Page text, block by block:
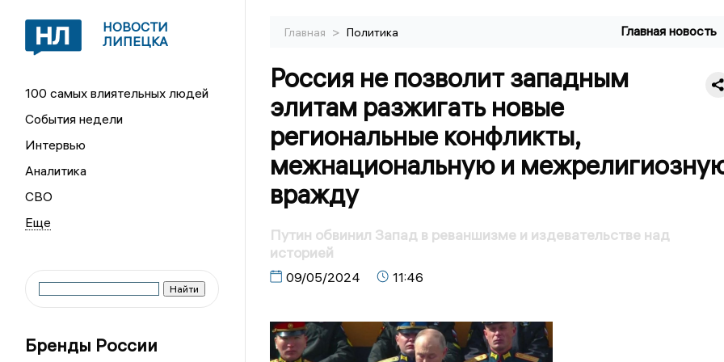
НОВОСТИ
ЛИПЕЦКА
100 самых влиятельных людей
События недели
Интервью
Аналитика
СВО
Бренды России
Главная > Политика Главная новость
Россия не позволит западным
элитам разжигать новые
региональные конфликты,
межнациональную и
вражду
Путин обвинил Запад в реваншизме и издевательстве над
историей
09/05/2024 11:46